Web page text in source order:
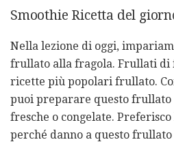
Smoothie Ricetta del
Nella lezione di oggi,
frullato alla fragola. Frullati di
ricette più popolari frullato.
puoi preparare questo frullato
fresche o congelate.
perché danno a questo frullato